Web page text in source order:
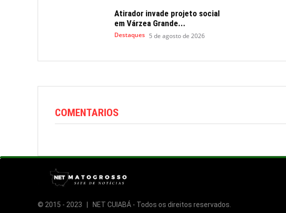
Atirador invade projeto social
em Várzea Grande...
Destaques 5 de agosto de 2026
COMENTARIOS
© 2015 - 2023 | NET CUIABÁ - Todos os direitos reservados.